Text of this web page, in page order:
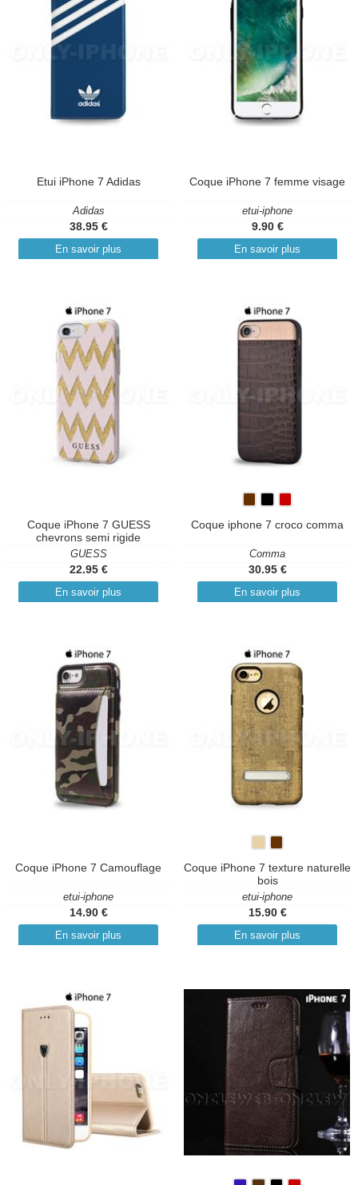
Etui iPhone 7 Adidas
Adidas
38.95 €
En savoir plus
Coque iPhone 7 femme visage
etui-iphone
9.90 €
En savoir plus
Coque iPhone 7 GUESS
chevrons semi rigide
GUESS
22.95 €
En savoir plus
Coque iphone 7 croco comma
Comma
30.95 €
En savoir plus
Coque iPhone 7 Camouflage
etui-iphone
14.90 €
En savoir plus
Coque iPhone 7 texture naturelle
bois
etui-iphone
15.90 €
En savoir plus